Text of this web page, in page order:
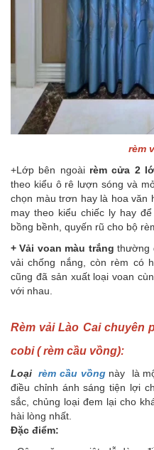
rèm
+Lớp bên ngoài rèm cửa 2
theo kiểu ô rê lượn sóng và
chọn màu trơn hay là hoa văn
may theo kiểu chiếc ly hay
bồng bềnh, quyến rũ cho bộ
+ Vải voan màu trắng thường
vải chống nắng, còn rèm có
cũng đã sản xuất loại voan
với nhau.
Rèm vải Lào Cai chuyên
cobi ( rèm cầu vồng):
Loại rèm cầu vồngnày là
điều chỉnh ánh sáng tiện lợi
sắc, chủng loại đem lại cho
hài lòng nhất.
Đặc điểm: